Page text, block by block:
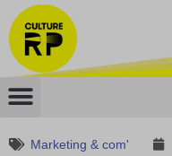
Marketing & com'